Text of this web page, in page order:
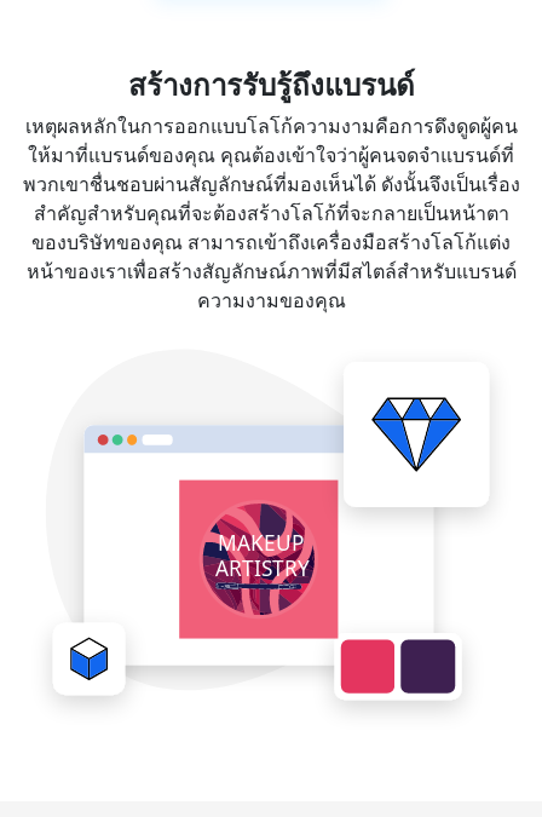
สร้างการรับรู้ถึงแบรนด์
เหตุผลหลักในการออกแบบโลโก้ความงามคือการดึงดูดผู้คน
ให้มาที่แบรนด์ของคุณ คุณต้องเข้าใจว่าผู้คนจดจำแบรนด์ที่
พวกเขาชื่นชอบผ่านสัญลักษณ์ที่มองเห็นได้ ดังนั้นจึงเป็นเรื่อง
สำคัญสำหรับคุณที่จะต้องสร้างโลโก้ที่จะกลายเป็นหน้าตา
ของบริษัทของคุณ สามารถเข้าถึงเครื่องมือสร้างโลโก้แต่ง
หน้าของเราเพื่อสร้างสัญลักษณ์ภาพที่มีสไตล์สำหรับแบรนด์
ความงามของคุณ